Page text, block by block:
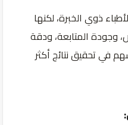
ذوي الخبرة، لكنها
وجودة المتابعة، ودقة
في تحقيق نتائج أكثر